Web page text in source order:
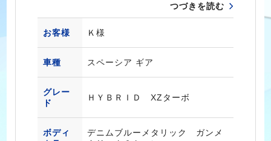
つづきを読む
お客様 Ｋ様
車種 スペーシア ギア
グレー
ド
ＨＹＢＲＩＤ XZターボ
ボディ
デニムブルーメタリック ガンメ